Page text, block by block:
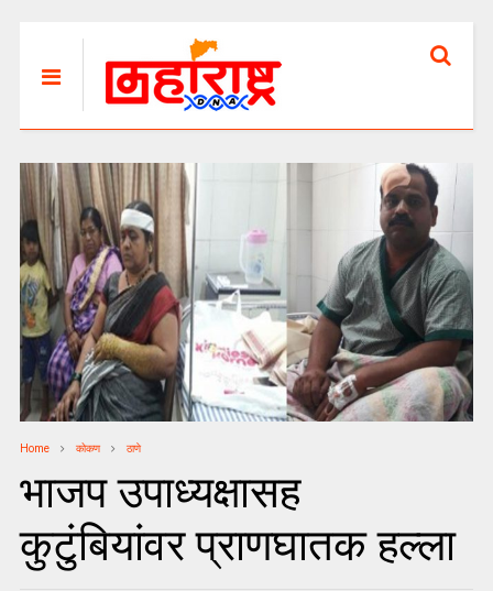
Home कोकण ठाणे
भाजप उपाध्यक्षासह
कुटुंबियांवर प्राणघातक हल्ला